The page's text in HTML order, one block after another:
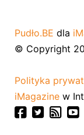
Pudło.BE dla
© Copyright
Polityka
iMagazine w